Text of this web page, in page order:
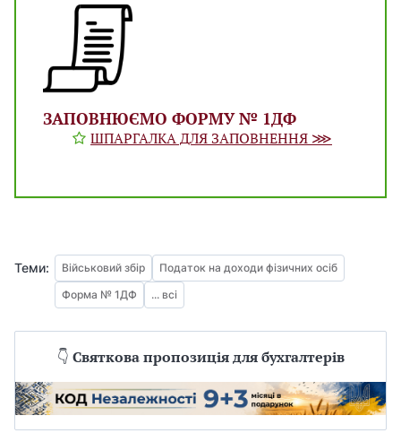
ЗАПОВНЮЄМО ФОРМУ № 1ДФ
ШПАРГАЛКА ДЛЯ ЗАПОВНЕННЯ ⋙
Теми: Військовий збір
Податок на доходи фізичних осіб
Форма № 1ДФ
... всі
👇 Святкова пропозиція для бухгалтерів